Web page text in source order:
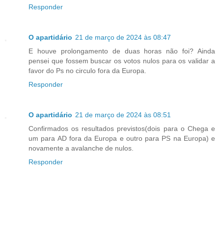
Responder
O apartidário 21 de março de 2024 às 08:47
E houve prolongamento de duas horas não foi? Ainda
pensei que fossem buscar os votos nulos para os validar a
favor do Ps no circulo fora da Europa.
Responder
O apartidário 21 de março de 2024 às 08:51
Confirmados os resultados previstos(dois para o Chega e
um para AD fora da Europa e outro para PS na Europa) e
novamente a avalanche de nulos.
Responder